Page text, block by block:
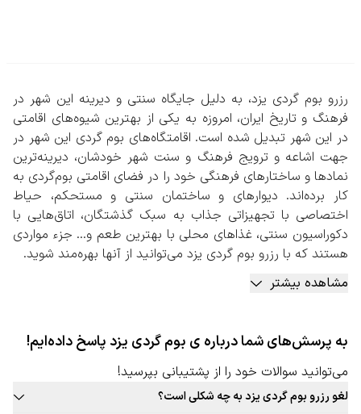
رزرو بوم گردی یزد، به دلیل جایگاه سنتی و دیرینه این شهر در
فرهنگ و تاریخ ایران، امروزه به یکی از بهترین شیوه‌های اقامتی
در این شهر تبدیل شده است. اقامتگاه‌های بوم گردی‌ این شهر در
جهت اشاعه و ترویج فرهنگ و سنت شهر خودشان، دیرینه‌ترین
نمادها و ساختارهای فرهنگی خود را در فضای اقامتی بوم‌گردی به
کار برده‌اند. دیوارهای و ساختمان سنتی و مستحکم، حیاط
اختصاصی با تجهیزاتی جذاب به سبک گذشتگان، اتاق‌هایی با
دکوراسیون سنتی، غذاهای محلی با بهترین طعم و… جزء مواردی
هستند که با رزرو بوم گردی یزد می‌توانید از آنها بهره‌مند شوید.
به جز موارد بالا، دورهمی‌های دوستانه در فضای بوم‌گردی کنار
میزبان و سایر مهمانان، کسب تجربه‌هایی جذاب در پخت
کشاورزی، بازارهای سنتی و بومی، گردشگری بومی به همراه
راهنمای تور و… جزء مواردی است که در بعضی از بومگردی‌های
این شهر قابل استفاده است.
رزرو بوم گردی یزد به صورت آنلاین
با توجه به بافت سنتی این شهر پیشنهاد می‌شود حتما در سایت
مشاهده بیشتر
به پرسش‌های شما درباره ی بوم گردی یزد پاسخ داده‌ایم!
می‌توانید سوالات خود را از پشتیبانی بپرسید!
لغو رزرو بوم گردی یزد به چه شکلی است؟